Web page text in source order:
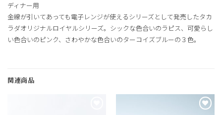
ディナー用
金線が引いてあっても電子レンジが使えるシリーズとして発売したタカ
ラダオリジナルロイヤルシリーズ。シックな色合いのラピス、可愛らし
い色合いのピンク、さわやかな色合いのターコイズブルーの３色。
関連商品